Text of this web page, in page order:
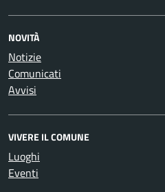
NOVITÀ
Notizie
Comunicati
Avvisi
VIVERE IL COMUNE
Luoghi
Eventi